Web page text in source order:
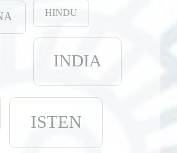
HINDU
INDIA
ISTEN